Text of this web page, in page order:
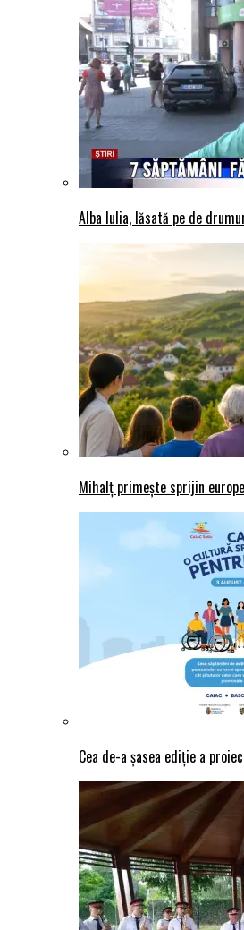
Alba Iulia, lăsată pe de
Mihalț primește sprijin
Cea de-a șasea ediție a